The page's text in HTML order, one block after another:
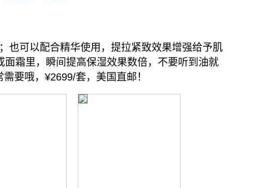
也可以配合精华使用，提拉紧致效果增强给予肌
霜里，瞬间提高保湿效果数倍，不要听到油就
要哦，¥2699/套，美国直邮！